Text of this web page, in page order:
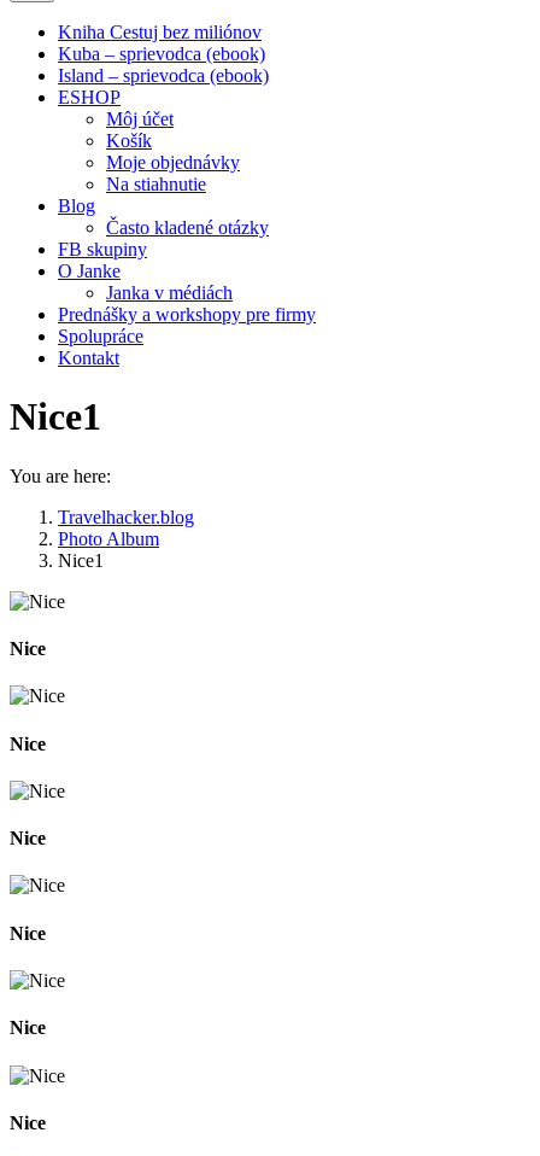
Kniha Cestuj bez miliónov
Kuba – sprievodca (ebook)
Island – sprievodca (ebook)
ESHOP
Môj účet
Košík
Moje objednávky
Na stiahnutie
Blog
Často kladené otázky
FB skupiny
O Janke
Janka v médiách
Prednášky a workshopy pre firmy
Spolupráce
Kontakt
Nice1
You are here:
Travelhacker.blog
Photo Album
Nice1
Nice
Nice
Nice
Nice
Nice
Nice